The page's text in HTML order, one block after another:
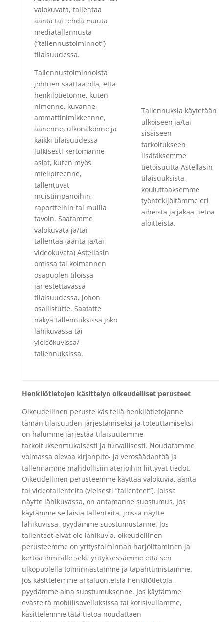
valokuvata, tallentaa
ääntä tai tehdä muuta
mediatallennusta
(”tallennustoiminnot”)
tilaisuudessa.
Tallennustoiminnoista
johtuen saattaa olla, että
henkilötietonne, kuten
nimenne, kuvanne,
ammattinimikkeenne,
äänenne, ulkonäkönne ja
kaikki tilaisuudessa
julkisesti kertomanne
asiat, kuten myös
mielipiteenne,
tallentuvat
muistiinpanoihin,
raportteihin tai muilla
tavoin. Saatamme
valokuvata ja/tai
tallentaa (ääntä ja/tai
videokuvata) Astellasin
omissa tai kolmannen
osapuolen tiloissa
järjestettävässä
tilaisuudessa, johon
osallistutte. Saatatte
näkyä tallennuksissa joko
lähikuvassa tai
yleisökuvissa/-
tallennuksissa.
Tallennuksia käytetään
ulkoiseen ja/tai
sisäiseen
tarkoitukseen
lisätäksemme
tietoisuutta Astellasin
tilaisuuksista,
kouluttaaksemme
työntekijöitämme eri
aiheista ja jakaa tietoa
aloitteista.
Henkilötietojen käsittelyn oikeudelliset perusteet
Oikeudellinen peruste käsitellä henkilötietojanne
tämän tilaisuuden järjestämiseksi ja toteuttamiseksi
on halumme järjestää tilaisuutemme
tarkoituksenmukaisesti ja turvallisesti. Noudatamme
voimassa olevaa kirjanpito- ja verosäädäntöä ja
tallennamme mahdollisiin aterioihin liittyvät tiedot.
Oikeudellinen perusteemme käyttää valokuvia, ääntä
tai videotallenteita (yleisesti ”tallenteet”), joissa
näytte lähikuvassa, on antamanne suostumus. Jos
käytämme sellaisia tallenteita, joissa näytte
lähikuvissa, pyydämme suostumustanne. Jos
tallenteet eivät ole lähikuvia, oikeudellinen
perusteemme on yritystoiminnan harjoittaminen ja
kertoa ihmisille sekä yrityksessämme että sen
ulkopuolella toiminnastamme ja tapahtumistamme.
Jos käsittelemme arkaluonteisia henkilötietoja,
pyydämme aina suostumuksenne. Jos käytämme
evästeitä mobiilisovelluksissa tai kotisivullamme,
käsittelemme tätä tietoa noudattaen